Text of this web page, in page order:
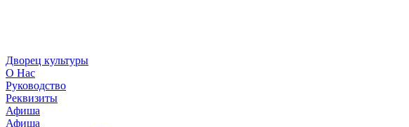
Дворец культуры
О Нас
Руководство
Реквизиты
Афиша
Афиша